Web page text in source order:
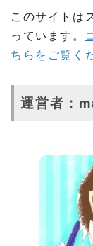
このサイトは
っています。
ちらをご覧く
運営者：